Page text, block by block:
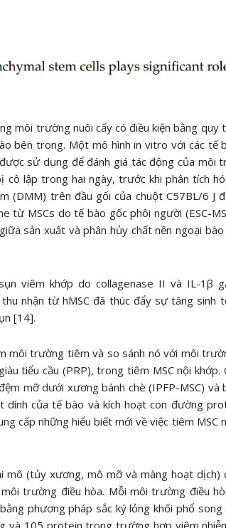
môi trường nuôi cấy có điều kiện bằng quy
bên trong. Một mô hình in vitro với các tế
sử dụng để đánh giá tác động của môi
lập trong hai ngày, trước khi phân tích
(DMM) trên đầu gối của chuột C57BL/6 J
từ MSCs do tế bào gốc phôi người (ESC-
sản xuất và phân hủy chất nền ngoại bào
viêm khớp do collagenase II và IL-1β
nhận từ hMSC đã thúc đẩy sự tăng sinh
[14].
môi trường tiêm và so sánh nó với môi
tiểu cầu (PRP), trong tiêm MSC nội khớp.
mỡ dưới xương bánh chè (IPFP-MSC) và
của tế bào và kích hoạt con đường
cấp những hiểu biết mới về việc tiêm MSC
mô (tủy xương, mô mỡ và màng hoạt
trường điều hòa. Mỗi môi trường điều
phương pháp sắc ký lỏng khối phổ song